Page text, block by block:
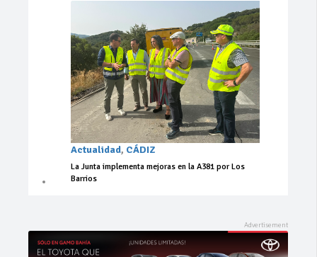
Actualidad, CÁDIZ
La Junta implementa mejoras en la A381 por Los
Barrios